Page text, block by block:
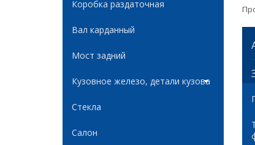
Коробка раздаточная
Вал карданный
Мост задний
Кузовное железо, детали кузова
Стекла
Салон